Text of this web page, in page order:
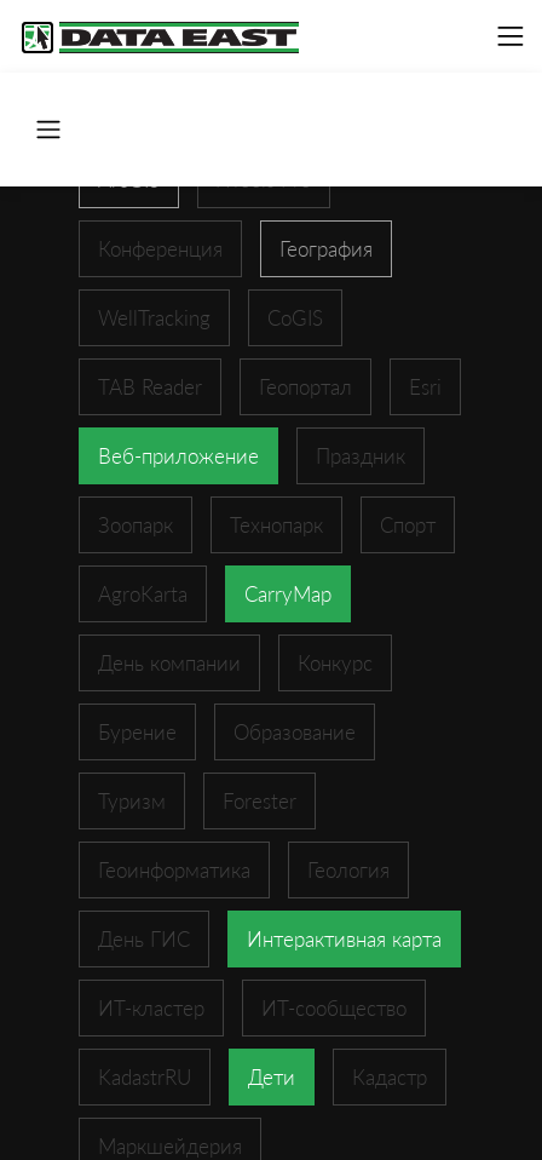
Конференция География
WellTracking CoGIS
TAB Reader Геопортал Esri
Веб-приложение Праздник
Зоопарк Технопарк Спорт
AgroKarta CarryMap
День компании Конкурс
Бурение Образование
Туризм Forester
Геоинформатика Геология
День ГИС Интерактивная карта
ИТ-кластер ИТ-сообщество
KadastrRU Дети Кадастр
Маркшейдерия